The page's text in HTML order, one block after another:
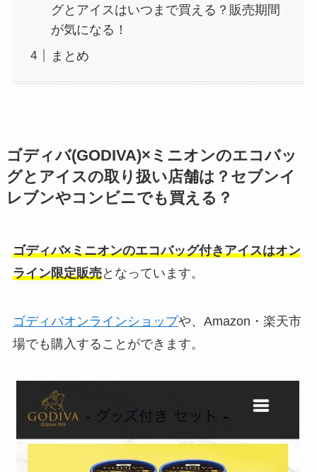
グとアイスはいつまで買える？販売期間
が気になる！
まとめ
ゴディバ(GODIVA)×ミニオンのエコバッ
グとアイスの取り扱い店舗は？セブンイ
レブンやコンビニでも買える？
ゴディバ×ミニオンのエコバッグ付きアイスはオン
ライン限定販売となっています。
ゴディバオンラインショップや、Amazon・楽天市
場でも購入することができます。